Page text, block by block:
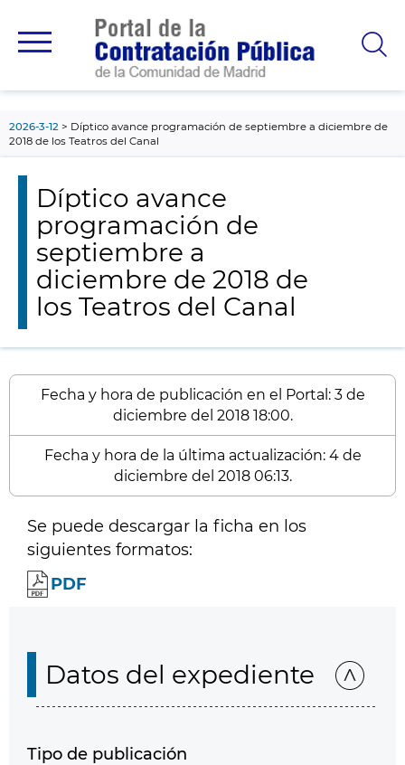
principal
2026-3-12
Díptico avance programación de septiembre a diciembre de
2018 de los Teatros del Canal
Díptico avance
programación de
septiembre a
diciembre de 2018 de
los Teatros del Canal
Fecha y hora de publicación en el Portal: 3 de
diciembre del 2018 18:00.
Fecha y hora de la última actualización: 4 de
diciembre del 2018 06:13.
Se puede descargar la ficha en los
siguientes formatos:
PDF
Datos del expediente
Tipo de publicación